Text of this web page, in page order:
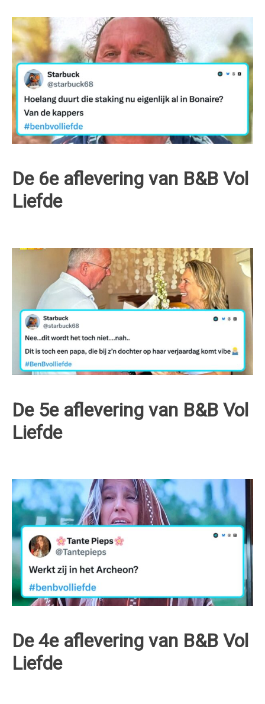
De 6e aflevering van B&B Vol
Liefde
De 5e aflevering van B&B Vol
Liefde
De 4e aflevering van B&B Vol
Liefde